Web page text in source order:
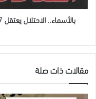
نابلس
وسلفيت
مقالات ذات صلة